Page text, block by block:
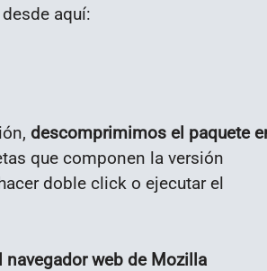
aquí:
descomprimimos el paquete
que componen la versión
doble click o ejecutar el
navegador web de Mozilla